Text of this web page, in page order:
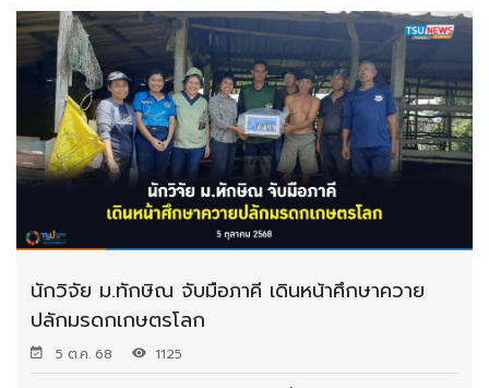
นักวิจัย ม.ทักษิณ จับมือภาคี เดินหน้าศึกษาควาย
ปลักมรดกเกษตรโลก
5 ต.ค. 68 1125